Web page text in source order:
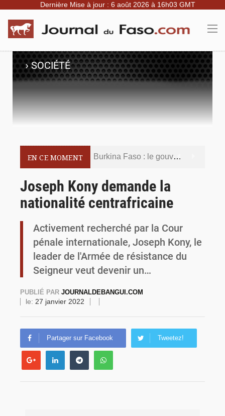
Dernière Mise à jour : 6 août 2026 à 16h03 GMT
›SOCIÉTÉ
EN CE MOMENT Burkina Faso : le gouvernement met en demeure l’artiste Kosa Pic de retirer de toutes les plateformes, ses contenus jugés contraires aux bonnes mœurs
Commémoration du 5 août : Ibrahim Traoré appelle à faire de la Révolution progressiste populaire le socle de la souveraineté nationale
Commémoration du 4 août : Ibrahim Traoré appelle à une mobilisation totale pour la souveraineté nationale
Joseph Kony demande la
nationalité centrafricaine
Activement recherché par la Cour
pénale internationale, Joseph Kony, le
leader de l'Armée de résistance du
Seigneur veut devenir un…
PUBLIÉ PAR JOURNALDEBANGUI.COM
le: 27 janvier 2022
Partager sur Facebook Tweetez!